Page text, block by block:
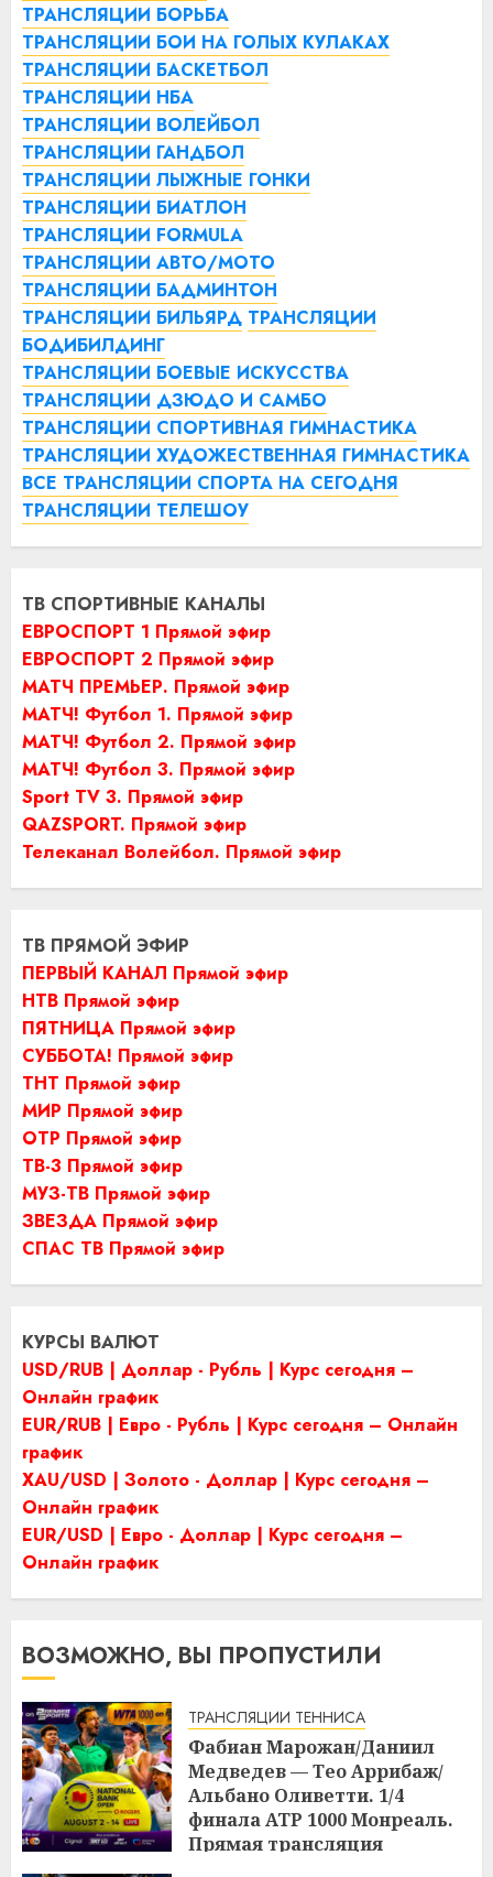
ТРАНСЛЯЦИИ БОРЬБА
ТРАНСЛЯЦИИ БОИ НА ГОЛЫХ КУЛАКАХ
ТРАНСЛЯЦИИ БАСКЕТБОЛ
ТРАНСЛЯЦИИ НБА
ТРАНСЛЯЦИИ ВОЛЕЙБОЛ
ТРАНСЛЯЦИИ ГАНДБОЛ
ТРАНСЛЯЦИИ ЛЫЖНЫЕ ГОНКИ
ТРАНСЛЯЦИИ БИАТЛОН
ТРАНСЛЯЦИИ FORMULA
ТРАНСЛЯЦИИ АВТО/МОТО
ТРАНСЛЯЦИИ БАДМИНТОН
ТРАНСЛЯЦИИ БИЛЬЯРД ТРАНСЛЯЦИИ
БОДИБИЛДИНГ
ТРАНСЛЯЦИИ БОЕВЫЕ ИСКУССТВА
ТРАНСЛЯЦИИ ДЗЮДО И САМБО
ТРАНСЛЯЦИИ СПОРТИВНАЯ ГИМНАСТИКА
ТРАНСЛЯЦИИ ХУДОЖЕСТВЕННАЯ ГИМНАСТИКА
ВСЕ ТРАНСЛЯЦИИ СПОРТА НА СЕГОДНЯ
ТРАНСЛЯЦИИ ТЕЛЕШОУ
ТВ СПОРТИВНЫЕ КАНАЛЫ
ЕВРОСПОРТ 1 Прямой эфир
ЕВРОСПОРТ 2 Прямой эфир
МАТЧ ПРЕМЬЕР. Прямой эфир
МАТЧ! Футбол 1. Прямой эфир
МАТЧ! Футбол 2. Прямой эфир
МАТЧ! Футбол 3. Прямой эфир
Sport TV 3. Прямой эфир
QAZSPORT. Прямой эфир
Телеканал Волейбол. Прямой эфир
ТВ ПРЯМОЙ ЭФИР
ПЕРВЫЙ КАНАЛ Прямой эфир
НТВ Прямой эфир
ПЯТНИЦА Прямой эфир
СУББОТА! Прямой эфир
ТНТ Прямой эфир
МИР Прямой эфир
ОТР Прямой эфир
ТВ-3 Прямой эфир
МУЗ-ТВ Прямой эфир
ЗВЕЗДА Прямой эфир
СПАС ТВ Прямой эфир
КУРСЫ ВАЛЮТ
USD/RUB | Доллар - Рубль | Курс сегодня –
Онлайн график
EUR/RUB | Евро - Рубль | Курс сегодня – Онлайн
график
XAU/USD | Золото - Доллар | Курс сегодня –
Онлайн график
EUR/USD | Евро - Доллар | Курс сегодня –
Онлайн график
ВОЗМОЖНО, ВЫ ПРОПУСТИЛИ
ТРАНСЛЯЦИИ ТЕННИСА
Фабиан Марожан/Даниил
Медведев — Тео Аррибаж/
Альбано Оливетти. 1/4
финала ATP 1000 Монреаль.
Прямая трансляция